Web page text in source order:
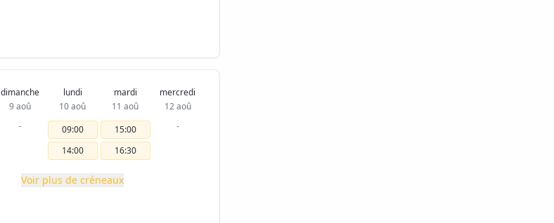
dimanche
9 aoû
-
lundi
10 aoû
09:00
14:00
mardi
11 aoû
15:00
16:30
mercredi
12 aoû
-
Voir plus de créneaux